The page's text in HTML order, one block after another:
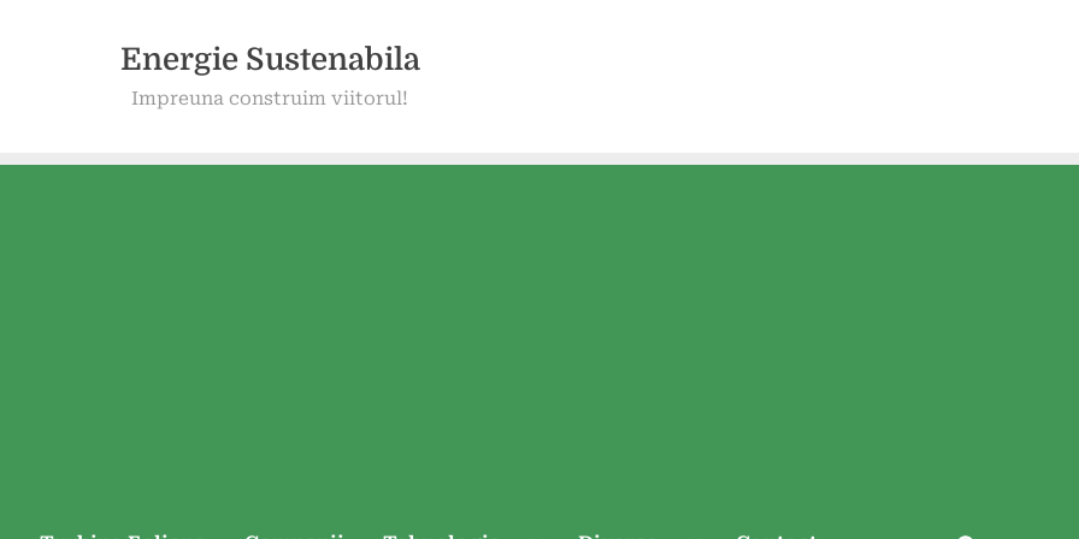
Energie Sustenabila
Impreuna construim viitorul!